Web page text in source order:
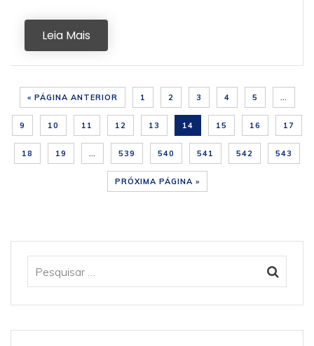
Leia Mais
« PÁGINA ANTERIOR 1 2 3 4 5 …
9 10 11 12 13 14 15 16 17
18 19 … 539 540 541 542 543
PRÓXIMA PÁGINA »